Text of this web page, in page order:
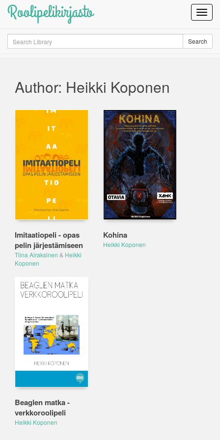
Roolipelikirjasto
Search Search
Author: Heikki Koponen
Imitaatiopeli - opas
pelin järjestämiseen
Tiina Airaksinen & Heikki
Koponen
Kohina
Heikki Koponen
Beaglen matka -
verkkoroolipeli
Heikki Koponen